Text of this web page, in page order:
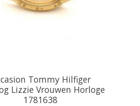
Tommy Hilfiger
Lizzie Vrouwen Horloge
1781638